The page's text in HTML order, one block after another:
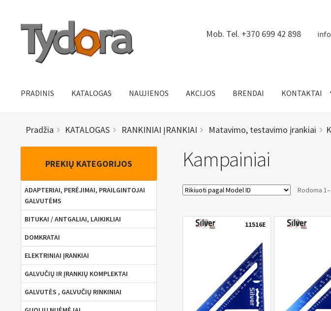
Pereiti
meniu
Pereiti
turinio
Mob. Tel. +370 699 42 898
PRADINIS KATALOGAS NAUJIENOS AKCIJOS BRENDAI KONTAKTAI
Pradžia KATALOGAS RANKINIAI ĮRANKIAI Matavimo, testavimo įrankiai
Kampainiai
Rodoma
11516E
PREKIŲ KATEGORIJOS
ADAPTERIAI, PERĖJIMAI, PRAILGINTOJAI
GALVUTĖMS
BITUKAI / ANTGALIAI, LAIKIKLIAI
DOMKRATAI
ELEKTRINIAI ĮRANKIAI
GALVUČIŲ IR ĮRANKIŲ KOMPLEKTAI
GALVUTĖS , GALVUČIŲ RINKINIAI